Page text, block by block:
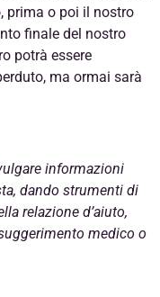
prima o poi il nostro
finale del nostro
potrà essere
ma ormai sarà
informazioni
dando strumenti di
relazione d’aiuto,
medico o